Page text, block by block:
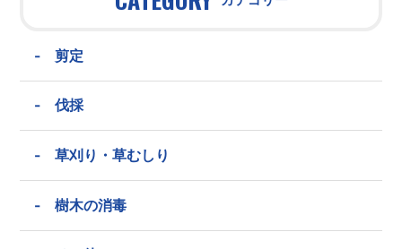
-剪定
-伐採
-草刈り・草むしり
-樹木の消毒